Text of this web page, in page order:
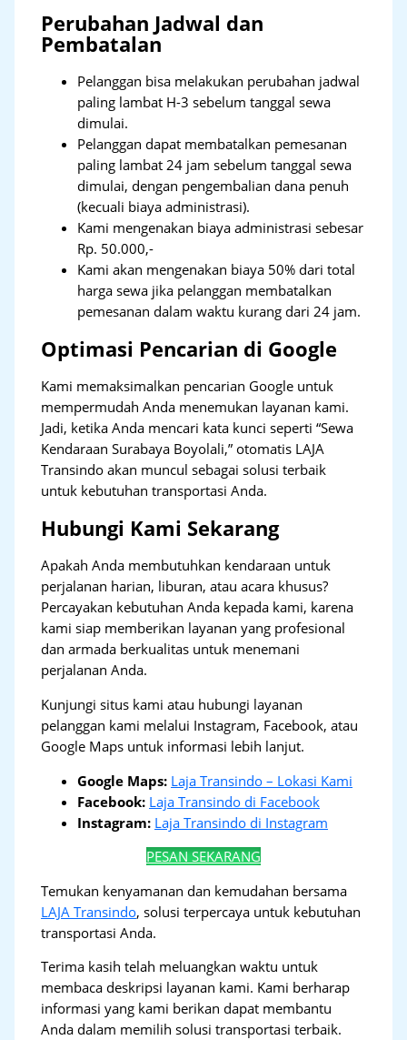
Perubahan Jadwal dan
Pembatalan
Pelanggan bisa melakukan perubahan jadwal
paling lambat H-3 sebelum tanggal sewa
dimulai.
Pelanggan dapat membatalkan pemesanan
paling lambat 24 jam sebelum tanggal sewa
dimulai, dengan pengembalian dana penuh
(kecuali biaya administrasi).
Kami mengenakan biaya administrasi sebesar
Rp. 50.000,-
Kami akan mengenakan biaya 50% dari total
harga sewa jika pelanggan membatalkan
pemesanan dalam waktu kurang dari 24 jam.
Optimasi Pencarian di Google
Kami memaksimalkan pencarian Google untuk
mempermudah Anda menemukan layanan kami.
Jadi, ketika Anda mencari kata kunci seperti “Sewa
Kendaraan Surabaya Boyolali,” otomatis LAJA
Transindo akan muncul sebagai solusi terbaik
untuk kebutuhan transportasi Anda.
Hubungi Kami Sekarang
Apakah Anda membutuhkan kendaraan untuk
perjalanan harian, liburan, atau acara khusus?
Percayakan kebutuhan Anda kepada kami, karena
kami siap memberikan layanan yang profesional
dan armada berkualitas untuk menemani
perjalanan Anda.
Kunjungi situs kami atau hubungi layanan
pelanggan kami melalui Instagram, Facebook, atau
Google Maps untuk informasi lebih lanjut.
Google Maps: Laja Transindo – Lokasi Kami
Facebook: Laja Transindo di Facebook
Instagram: Laja Transindo di Instagram
PESAN SEKARANG
Temukan kenyamanan dan kemudahan bersama
LAJA Transindo, solusi terpercaya untuk kebutuhan
transportasi Anda.
Terima kasih telah meluangkan waktu untuk
membaca deskripsi layanan kami. Kami berharap
informasi yang kami berikan dapat membantu
Anda dalam memilih solusi transportasi terbaik.